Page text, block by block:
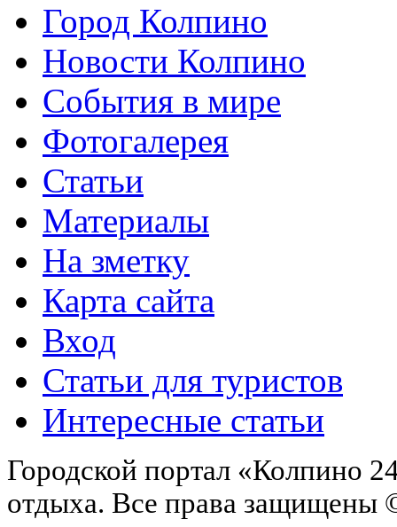
Город Колпино
Новости Колпино
События в мире
Фотогалерея
Статьи
Материалы
На зметку
Карта сайта
Вход
Статьи для туристов
Интересные статьи
Городской портал «Колпино
отдыха. Все права защищены